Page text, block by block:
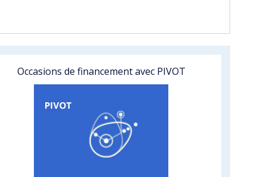
Occasions de financement avec PIVOT